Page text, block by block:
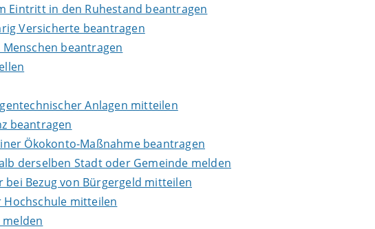
Eintritt in den Ruhestand beantragen
Versicherte beantragen
beantragen
Anlagen mitteilen
beantragen
Ökokonto-Maßnahme beantragen
derselben Stadt oder Gemeinde melden
Bezug von Bürgergeld mitteilen
mitteilen